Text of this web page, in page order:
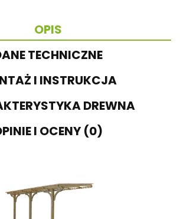
OPIS
TECHNICZNE
I INSTRUKCJA
DREWNA
I OCENY (0)